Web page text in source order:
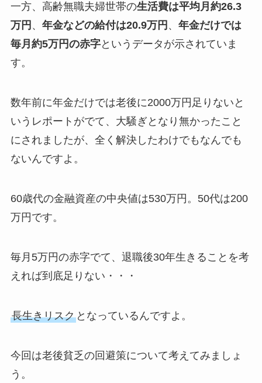
一方、高齢無職夫婦世帯の生活費は平均月約26.3
万円 、 年金などの給付は20.9万円 、 年金だけでは
毎月約5万円の赤字というデータが示されていま
す。
数年前に年金だけでは老後に2000万円足りないと
いうレポートがでて、大騒ぎとなり無かったこと
にされましたが、全く解決したわけでもなんでも
ないんですよ。
60歳代の金融資産の中央値は530万円。50代は200
万円です。
毎月5万円の赤字でて、退職後30年生きることを考
えれば到底足りない・・・
長生きリスクとなっているんですよ。
今回は老後貧乏の回避策について考えてみましょ
う。